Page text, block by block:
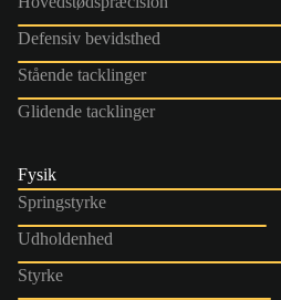
Defensiv bevidsthed
Stående tacklinger
Glidende tacklinger
Fysik
Springstyrke
Udholdenhed
Styrke